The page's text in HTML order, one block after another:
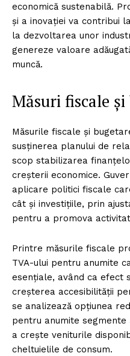
economică sustenabilă.
și a inovației va contribui
la dezvoltarea unor
genereze valoare
muncă.
Măsuri fiscale
Măsurile fiscale și
susținerea planului de
scop stabilizarea
creșterii economice.
aplicare politici fiscale
cât și investițiile, prin
pentru a promova
Printre măsurile fiscale
TVA-ului pentru anumite
esențiale, având ca efect
creșterea accesibilității
se analizează opțiunea
pentru anumite
a crește veniturile
cheltuielile de consum.